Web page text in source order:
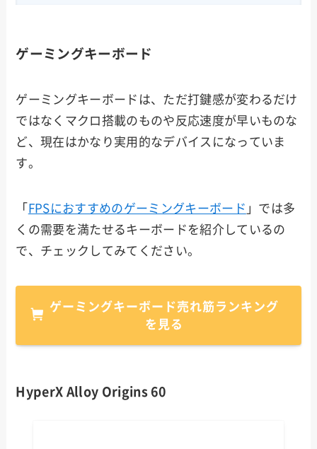
ゲーミングキーボード
ゲーミングキーボードは、ただ打鍵感が変わるだけ
ではなくマクロ搭載のものや反応速度が早いものな
ど、現在はかなり実用的なデバイスになっていま
す。
「 FPSにおすすめのゲーミングキーボード 」では多
くの需要を満たせるキーボードを紹介しているの
で、チェックしてみてください。
ゲーミングキーボード売れ筋ランキング
を見る
HyperX Alloy Origins 60